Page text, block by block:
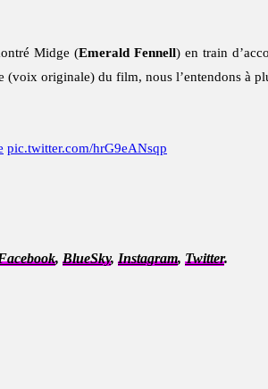
Midge (Emerald Fennell) en train
(voix originale) du film, nous l’entendons à
pic.twitter.com/hrG9eANsqp
, BlueSky, Instagram, Twitter.